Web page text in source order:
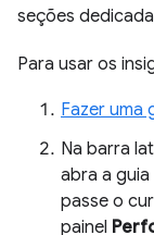
seções
Para usar os
Fazer uma
Na barra
abra a guia
passe o
painel